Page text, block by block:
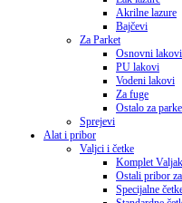
Akrilne lazure
Bajčevi
Za Parket
Osnovni lakovi
PU lakovi
Vodeni lakovi
Za fuge
Ostalo za
Sprejevi
Alat i pribor
Valjci i četke
Komplet Valjak
Ostali pribor
Specijalne